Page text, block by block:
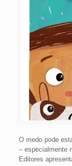
O medo pode
– especialmente
Editores